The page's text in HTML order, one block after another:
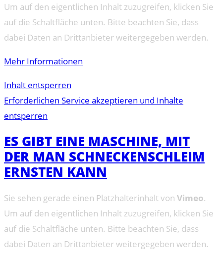
Um auf den eigentlichen Inhalt zuzugreifen, klicken Sie
auf die Schaltfläche unten. Bitte beachten Sie, dass
dabei Daten an Drittanbieter weitergegeben werden.
Mehr Informationen
Inhalt entsperren
Erforderlichen Service akzeptieren und Inhalte
entsperren
ES GIBT EINE MASCHINE, MIT
DER MAN SCHNECKENSCHLEIM
ERNSTEN KANN
Sie sehen gerade einen Platzhalterinhalt von Vimeo.
Um auf den eigentlichen Inhalt zuzugreifen, klicken Sie
auf die Schaltfläche unten. Bitte beachten Sie, dass
dabei Daten an Drittanbieter weitergegeben werden.